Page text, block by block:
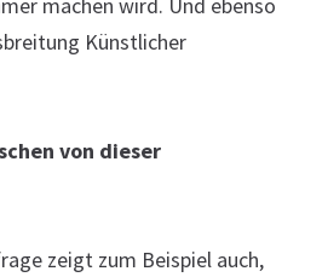
Künstlicher
von dieser
zeigt zum Beispiel auch,